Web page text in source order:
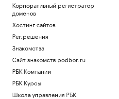
Корпоративный регистратор
доменов
Хостинг сайтов
Рег.решения
Знакомства
Сайт знакомств podbor.ru
РБК Компании
РБК Курсы
Школа управления РБК